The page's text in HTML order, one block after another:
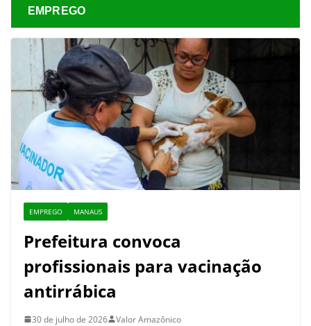
EMPREGO
EMPREGO MANAUS
Prefeitura convoca
profissionais para vacinação
antirrábica
30 de julho de 2026 Valor Amazônico